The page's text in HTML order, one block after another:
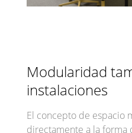
Modularidad
instalaciones
El concepto de espacio
directamente a la forma